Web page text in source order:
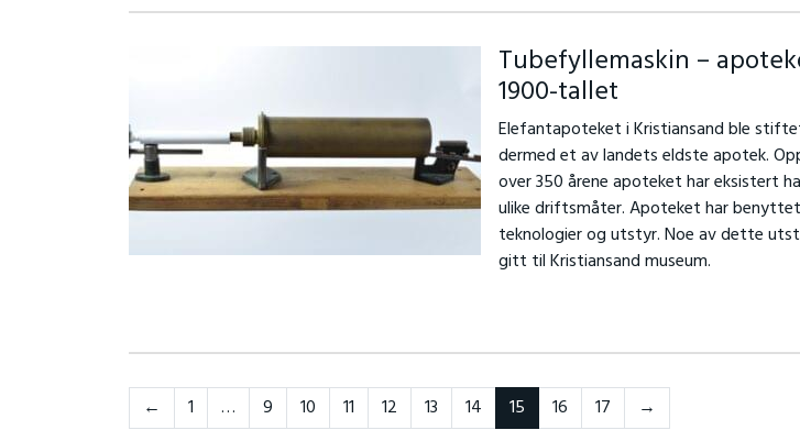
Tubefyllemaskin –
1900-tallet
Elefantapoteket i Kristiansand ble
dermed et av landets eldste apotek.
over 350 årene apoteket har eksistert
ulike driftsmåter. Apoteket har
teknologier og utstyr. Noe av dette
gitt til Kristiansand museum.
← Neste1 … 9 10 11 12 13 14 15 16 17 →